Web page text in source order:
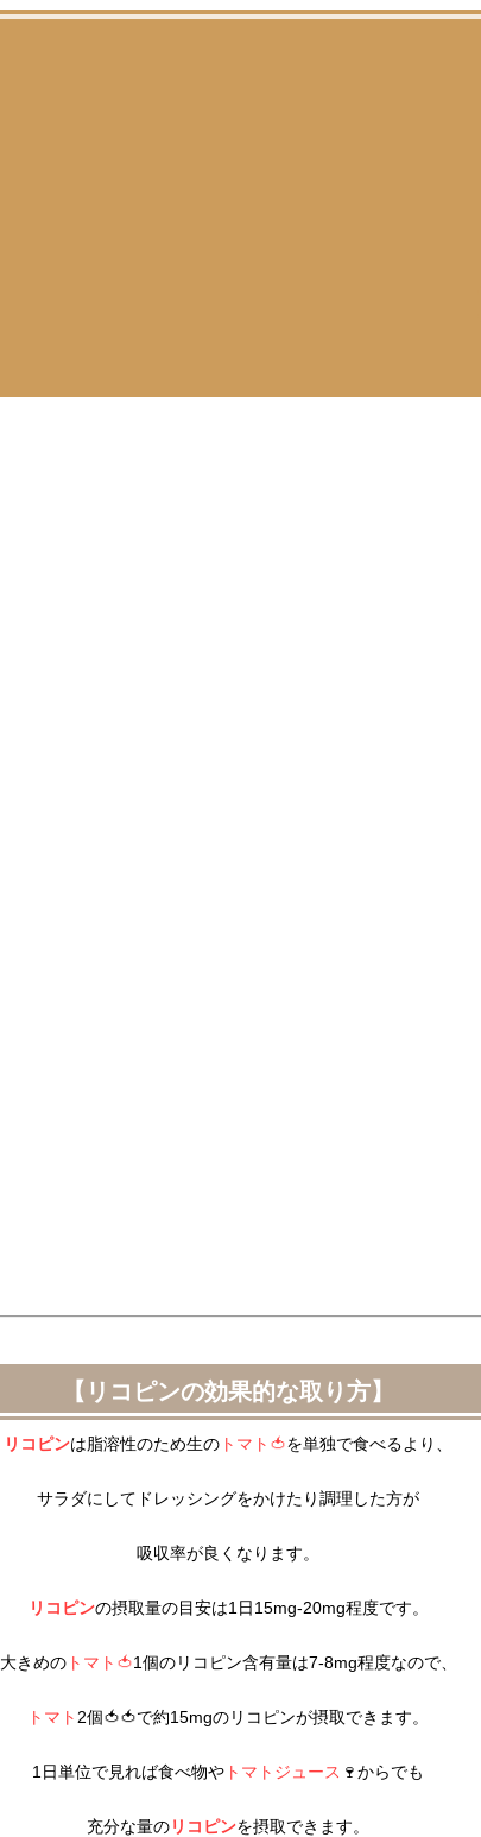
【リコピンの効果的な取り方】
リコピンは脂溶性のため生の トマト🍅を単独で食べるより、
サラダにしてドレッシングをかけたり調理した方が
吸収率が良くなります。
リコピンの摂取量の目安は1日15mg-20mg程度です。
大きめのトマト🍅1個のリコピン含有量は7-8mg程度なので、
トマト 2個🍅🍅で約15mgのリコピンが摂取できます。
1日単位で見れば食べ物や トマトジュース 🍷からでも
充分な量のリコピンを摂取できます。